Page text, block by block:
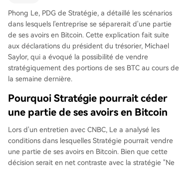
es, définie par une augmentation du "Bitcoin pa
r action". Le justifie cette approche par des calc
uls financiers plutôt que par l'idéologie, évoquan
t également la possibilité de réaliser des gains fi
scaux différés. Avec environ 818 334 BTC (soit
4% de l'offre totale) et des obligations de divide
ndes annuelles de plus de 1,5 milliard de dollars,
uffisantes. Concernant l'impact potentiel sur le
marché, il affirme que le Bitcoin est suffisammen
t liquide pour absorber d'éventuelles ventes, co
mparant le montant nécessaire aux dividendes a
u volume quotidien de transactions qui dépasse
60 milliards de dollars.
Phong Le, PDG de Stratégie, a détaillé les scénarios
dans lesquels l'entreprise se séparerait d'une partie
de ses avoirs en Bitcoin. Cette explication fait suite
aux déclarations du président du trésorier, Michael
Saylor, qui a évoqué la possibilité de vendre
stratégiquement des portions de ses BTC au cours de
la semaine dernière.
Pourquoi Stratégie pourrait céder
une partie de ses avoirs en Bitcoin
Lors d'un entretien avec CNBC, Le a analysé les
conditions dans lesquelles Stratégie pourrait vendre
une partie de ses avoirs en Bitcoin. Bien que cette
décision serait en net contraste avec la stratégie "Ne